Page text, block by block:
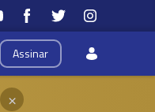
Assinar
×